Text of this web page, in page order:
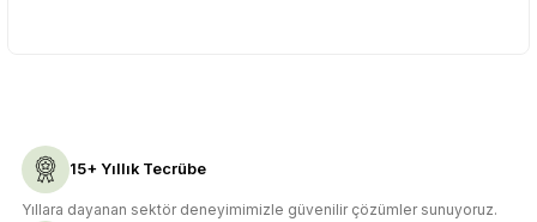
15+ Yıllık Tecrübe
Yıllara dayanan sektör deneyimimizle güvenilir çözümler sunuyoruz.